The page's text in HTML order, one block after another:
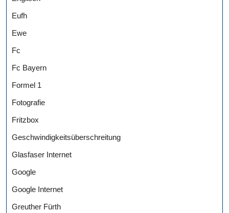
Eufh
Ewe
Fc
Fc Bayern
Formel 1
Fotografie
Fritzbox
Geschwindigkeitsüberschreitung
Glasfaser Internet
Google
Google Internet
Greuther Fürth